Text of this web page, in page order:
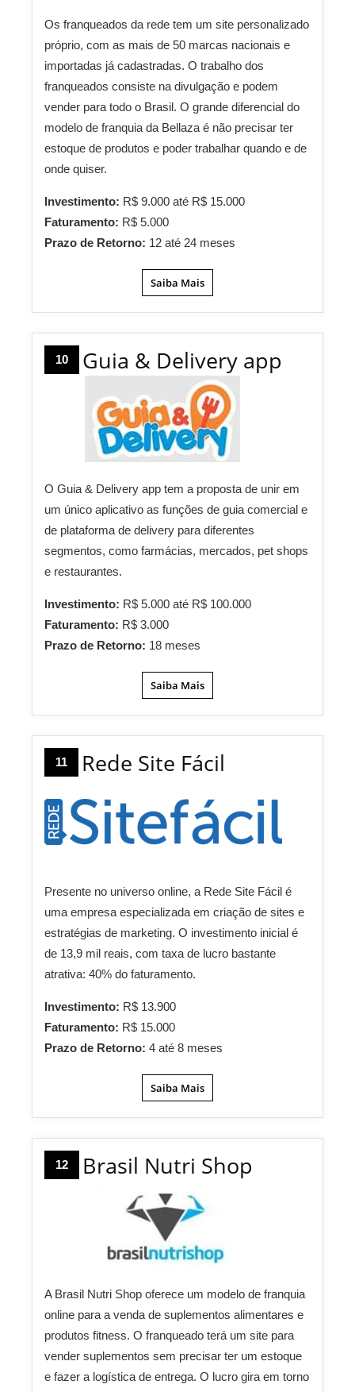
Os franqueados da rede tem um site personalizado
próprio, com as mais de 50 marcas nacionais e
importadas já cadastradas. O trabalho dos
franqueados consiste na divulgação e podem
vender para todo o Brasil. O grande diferencial do
modelo de franquia da Bellaza é não precisar ter
estoque de produtos e poder trabalhar quando e de
onde quiser.
Investimento: R$ 9.000 até R$ 15.000
Faturamento: R$ 5.000
Prazo de Retorno: 12 até 24 meses
Saiba Mais
10 Guia & Delivery app
O Guia & Delivery app tem a proposta de unir em
um único aplicativo as funções de guia comercial e
de plataforma de delivery para diferentes
segmentos, como farmácias, mercados, pet shops
e restaurantes.
Investimento: R$ 5.000 até R$ 100.000
Faturamento: R$ 3.000
Prazo de Retorno: 18 meses
Saiba Mais
11 Rede Site Fácil
Presente no universo online, a Rede Site Fácil é
uma empresa especializada em criação de sites e
estratégias de marketing. O investimento inicial é
de 13,9 mil reais, com taxa de lucro bastante
atrativa: 40% do faturamento.
Investimento: R$ 13.900
Faturamento: R$ 15.000
Prazo de Retorno: 4 até 8 meses
Saiba Mais
12 Brasil Nutri Shop
A Brasil Nutri Shop oferece um modelo de franquia
online para a venda de suplementos alimentares e
produtos fitness. O franqueado terá um site para
vender suplementos sem precisar ter um estoque
e fazer a logística de entrega. O lucro gira em torno